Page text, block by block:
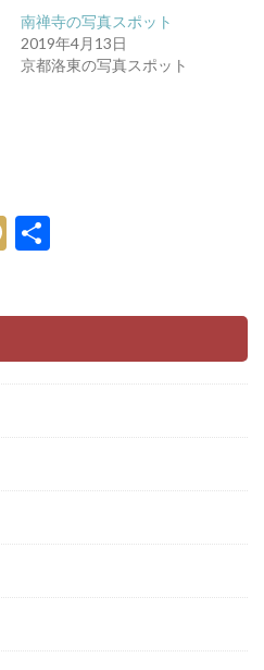
南禅寺の写真スポット
2019年4月13日
京都洛東の写真スポット
M